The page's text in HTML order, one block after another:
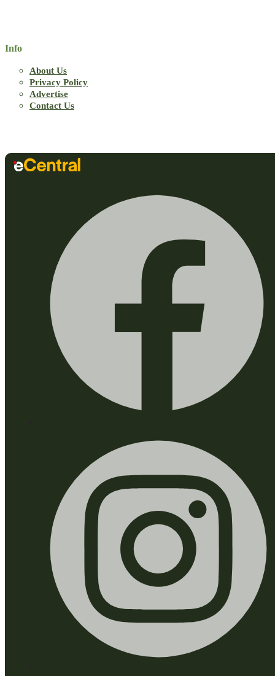
Info
About Us
Privacy Policy
Advertise
Contact Us